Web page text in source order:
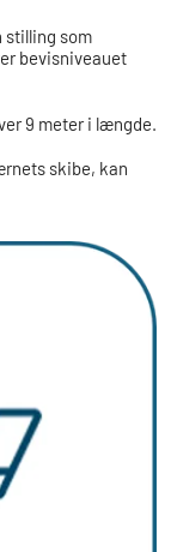
stilling som
bevisniveauet
9 meter i længde.
skibe, kan